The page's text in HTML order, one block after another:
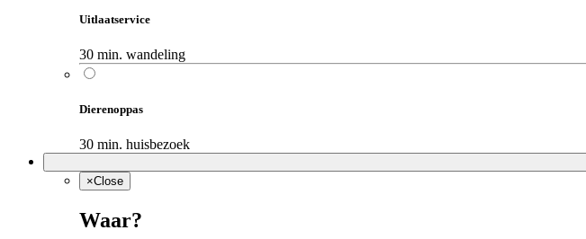
Uitlaatservice
30 min. wandeling
Dierenoppas
30 min. huisbezoek
×Close
Waar?